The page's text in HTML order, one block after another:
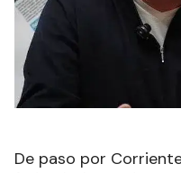
De paso por